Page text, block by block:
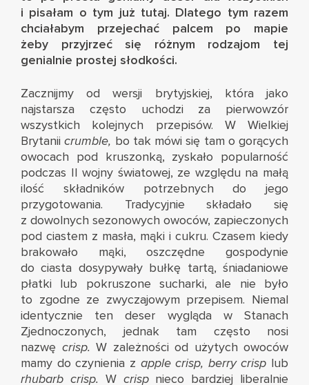
i pisałam o tym już tutaj. Dlatego tym razem
chciałabym przejechać palcem po mapie
żeby przyjrzeć się różnym rodzajom tej
genialnie prostej słodkości.
Zacznijmy od wersji brytyjskiej, która jako
najstarsza często uchodzi za pierwowzór
wszystkich kolejnych przepisów. W Wielkiej
Brytaniicrumble, bo tak mówi się tam o gorących
owocach pod kruszonką, zyskało popularność
podczas II wojny światowej, ze względu na małą
ilość składników potrzebnych do jego
przygotowania. Tradycyjnie składało się
z dowolnych sezonowych owoców, zapieczonych
pod ciastem z masła, mąki i cukru. Czasem kiedy
brakowało mąki, oszczędne gospodynie
do ciasta dosypywały bułkę tartą, śniadaniowe
płatki lub pokruszone sucharki, ale nie było
to zgodne ze zwyczajowym przepisem. Niemal
identycznie ten deser wygląda w Stanach
Zjednoczonych, jednak tam często nosi
nazwę crisp. W zależności od użytych owoców
mamy do czynienia z apple crisp, berry crisp lub
rhubarb crisp. Wcrispnieco bardziej liberalnie